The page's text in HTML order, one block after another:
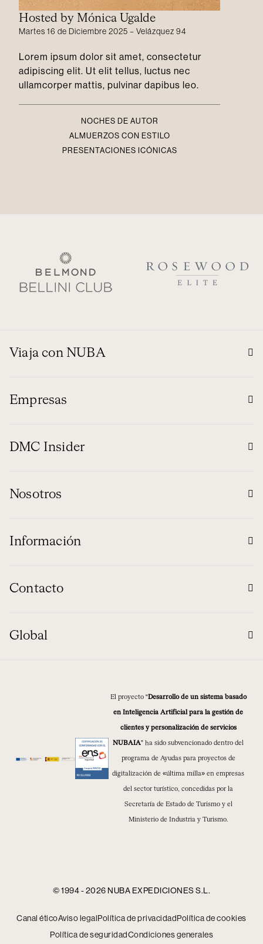
NOCHES DE AUTOR
ALMUERZOS CON ESTILO
PRESENTACIONES ICÓNICAS
Hosted by Mónica Ugalde
Martes 16 de Diciembre 2025 – Velázquez 94
Lorem ipsum dolor sit amet, consectetur
adipiscing elit. Ut elit tellus, luctus nec
ullamcorper mattis, pulvinar dapibus leo.
Viaja con NUBA
Empresas
DMC Insider
Nosotros
Información
Contacto
Global
El proyecto “Desarrollo de un sistema basado
en Inteligencia Artificial para la gestión de
clientes y personalización de servicios
NUBAIA” ha sido subvencionado dentro del
programa de Ayudas para proyectos de
digitalización de «última milla» en empresas
del sector turístico, concedidas por la
Secretaría de Estado de Turismo y el
Ministerio de Industria y Turismo.
© 1994 - 2026 NUBA EXPEDICIONES S.L.
Canal éticoAviso legal Política de privacidad Política de cookies
Política de seguridad Condiciones generales